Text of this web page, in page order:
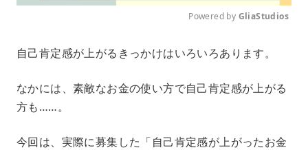
u
e
Powered by GliaStudios
自己肯定感が上がるきっかけはいろいろあります。
なかには、素敵なお金の使い方で自己肯定感が上がる
方も……。
今回は、実際に募集した「自己肯定感が上がったお金